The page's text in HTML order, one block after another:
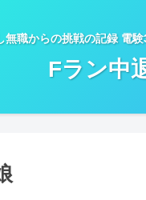
無職からの挑戦の記録 電
Fラン中